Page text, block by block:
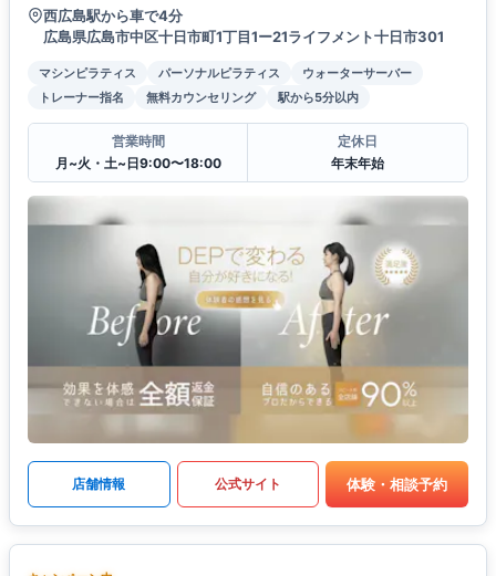
西広島駅から車で4分
広島県広島市中区十日市町1丁目1ー21ライフメント十日市301
マシンピラティス パーソナルピラティス
ウォーターサーバー
トレーナー指名
無料カウンセリング 駅から5分以内
営業時間
月~火・土~日9:00〜18:00
定休日
年末年始
店舗情報 公式サイト 体験・相談予約